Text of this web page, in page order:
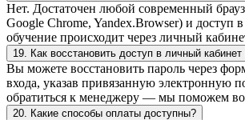
Нет. Достаточен любой современный
Google Chrome, Yandex.Browser) и доступ
обучение происходит через личный
19. Как восстановить доступ в личный
Вы можете восстановить пароль через
входа, указав привязанную электронную
обратиться к менеджеру — мы поможем
20. Какие способы оплаты доступны?